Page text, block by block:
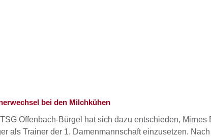
bei den Milchkühen
Offenbach-Bürgel hat sich dazu entschieden, Mirnes
als Trainer der 1. Damenmannschaft einzusetzen.